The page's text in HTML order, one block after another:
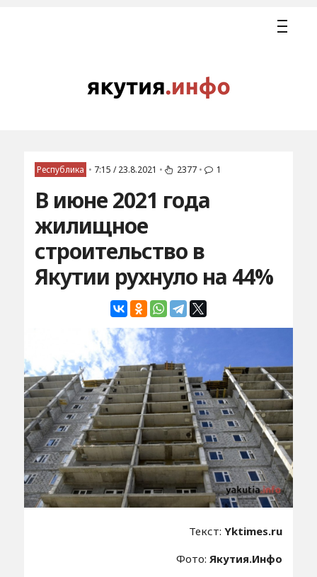
Республика • 7:15 / 23.8.2021 • 2377 • 1
В июне 2021 года
жилищное
строительство в
Якутии рухнуло на 44%
Текст:Yktimes.ru
Фото: Якутия.Инфо